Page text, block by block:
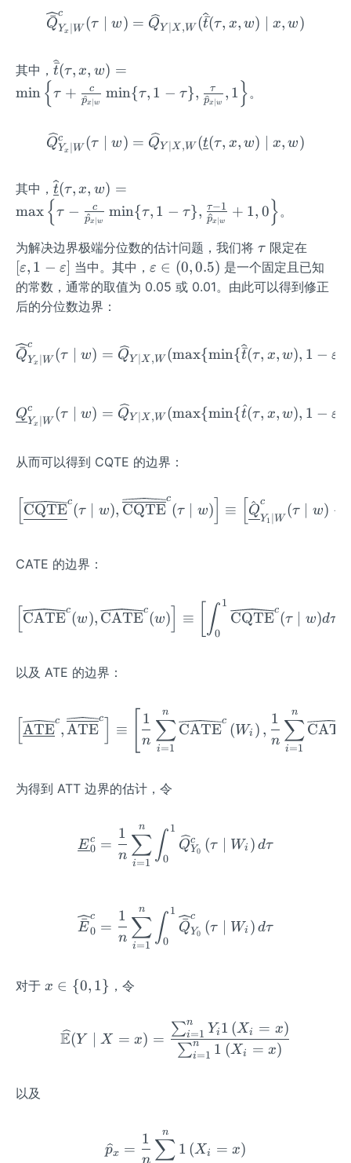
\lef
w^
{\p
rim
\wi
deh
{\b
et
\ri
gh
t)
Q
ˉ
Yx ∣W
c
(τ w) = QY ∣X ,W (t
ˉ(τ, x, w) x, w)
其中， \wi
deh
at
ar
{t}}
(\ta
u, x,
w)=
\mi
n \le
ft\
{\ta
u+
{\wi
{p}
d
\mi
n \
u, 1-
\tau
\fra
c{\t
{\wi
deh
{p}
_{x
w}},
t
ˉ(τ, x, w) =
min {τ + px ∣w
c min{τ, 1 − τ}, px∣ w
τ , 1 }。
\widehat{Q}_{Y_{x}
QYx ∣W
c (τ ∣ w) = QY ∣X ,W (t(τ, x, w) ∣ x, w)
其中， \wi
deh
at
{\u
nder
line
{t}}
(\ta
w)=
\ma
eft\
{\ta
rac
{\w
ideh
_{x
w}}
{\ta
u\},
au-
ideh
0\ri
t(τ, x, w) =
max {τ − px∣w
c min{τ, 1 − τ}, px∣w
τ−1 + 1, 0 } 。
为解决边界极端分位数的估计问题，我们将 \t
a
u
τ 限定在
are
psi
\v
lo
[ε, 1 − ε] 当中。其中， \v
ar
\i
0.
ε ∈ (0,0.5) 是一个固定且已知
的常数，通常的取值为 0.05 或 0.01。由此可以得到修正
后的分位数边界：
Q
ˉ
Yx W
c
(τ w) = QY ∣X ,W (max{min{t
ˉ(τ, x, w), 1 − ε
\underline{Q}_{Y_{x}
Q
Yx W
c (τ ∣ w) = QY ∣X ,W (max{min{t
^(τ, x, w), 1 − ε
从而可以得到 CQTE 的边界：
\begin{aligned}
CQTEc(τ w), CQTE
c
(τ w) ≡ Q
^
Y1 W
c
(τ w) −
CATE 的边界：
CATEc(w), CATEc(w) ≡ ∫0
1
CQTEc(τ w)dτ
以及 ATE 的边界：
ATEc,ATE
c
≡
n
1
i=1
∑
n
CATEc (Wi ) ,
n
1
i=1
∑
n
CATE
为得到 ATT 边界的估计，令
E0
c =
n
1
i=1
∑
n
∫0
1
QY0
c (τ ∣ Wi ) dτ
E
ˉ
0
c
=
n
1
i=1
∑
n
∫0
1
Q
ˉ
Y0
c
(τ ∣ Wi ) dτ
对于 x
{0,
x ∈ {0, 1} ，令
E(Y ∣ X = x) =
∑i=1
n 1 (Xi = x)
∑i=1
n Yi 1 (Xi = x)
以及
px =
n
1 ∑
n
1 (Xi = x)